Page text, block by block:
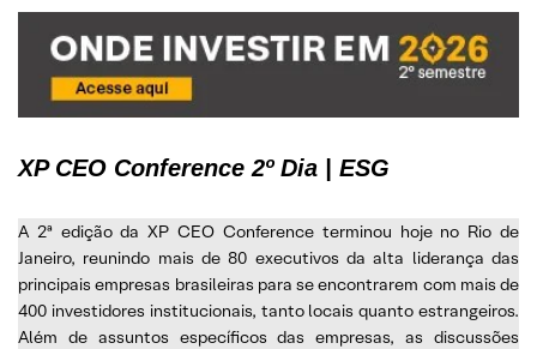
XP CEO Conference 2º Dia | ESG
A 2ª edição da XP CEO Conference terminou hoje no Rio de
Janeiro, reunindo mais de 80 executivos da alta liderança das
principais empresas brasileiras para se encontrarem com mais de
400 investidores institucionais, tanto locais quanto estrangeiros.
Além de assuntos específicos das empresas, as discussões